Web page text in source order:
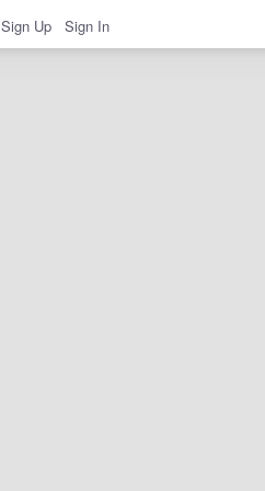
Sign Up Sign In